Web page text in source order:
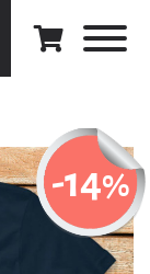
-14%